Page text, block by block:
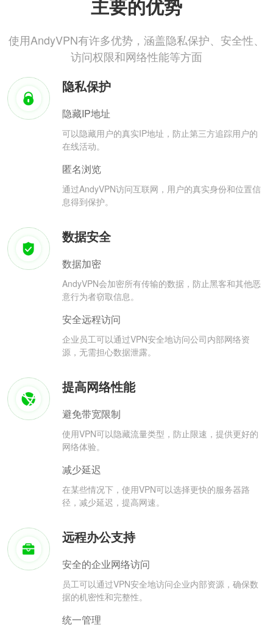
主要的优势
使用AndyVPN有许多优势，涵盖隐私保护、安全性、
访问权限和网络性能等方面
隐私保护
隐藏IP地址
可以隐藏用户的真实IP地址，防止第三方追踪用户的
在线活动。
匿名浏览
通过AndyVPN访问互联网，用户的真实身份和位置信
息得到保护。
数据安全
数据加密
AndyVPN会加密所有传输的数据，防止黑客和其他恶
意行为者窃取信息。
安全远程访问
企业员工可以通过VPN安全地访问公司内部网络资
源，无需担心数据泄露。
提高网络性能
避免带宽限制
使用VPN可以隐藏流量类型，防止限速，提供更好的
网络体验。
减少延迟
在某些情况下，使用VPN可以选择更快的服务器路
径，减少延迟，提高网速。
远程办公支持
安全的企业网络访问
员工可以通过VPN安全地访问企业内部资源，确保数
据的机密性和完整性。
统一管理